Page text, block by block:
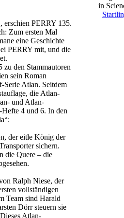
erschien PERRY 135.
Zum ersten Mal
eine Geschichte
PERRY mit, und die
zu den Stammautoren
sein Roman
Serie Atlan. Seitdem
die Atlan-
und Atlan-
4 und 6. In den
der eitle König der
sichern.
die Quere – die
Ralph Niese, der
vollständigen
Team sind Harald
Dörr steuern sie
Atlan-
in